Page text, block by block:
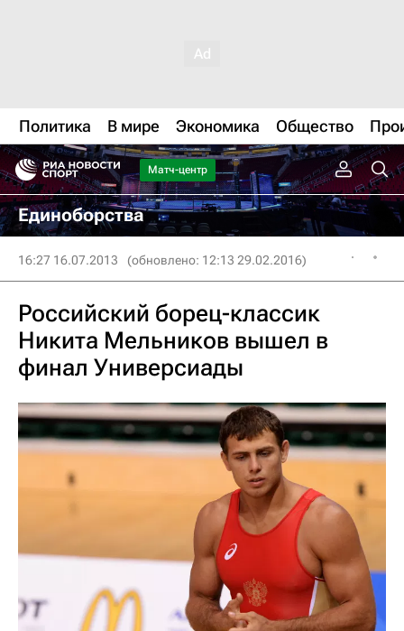
Политика В мире Экономика Общество
Матч-центр
Единоборства
16:27 16.07.2013 (обновлено: 12:13 29.02.2016)
Российский борец-классик
Никита Мельников вышел в
финал Универсиады